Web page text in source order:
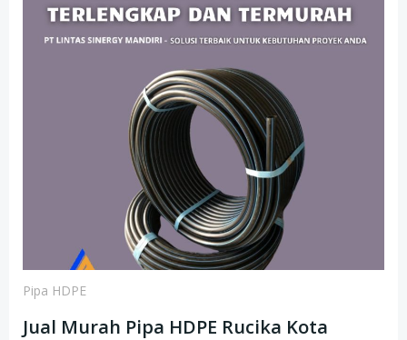
Pipa HDPE
Jual Murah Pipa HDPE Rucika Kota